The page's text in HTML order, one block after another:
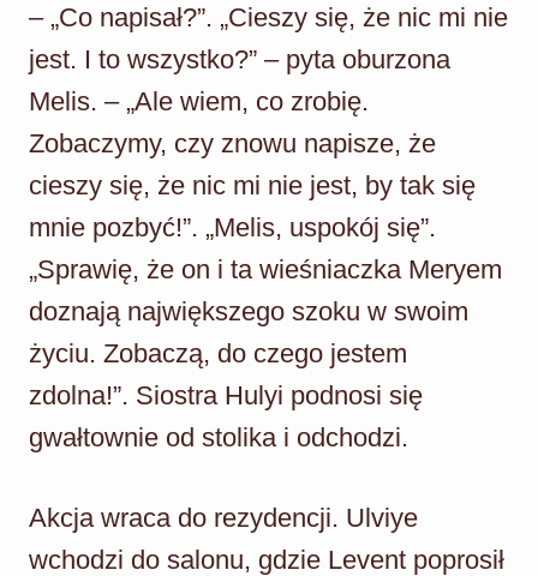
– „Co napisał?”. „Cieszy się, że nic mi nie
jest. I to wszystko?” – pyta oburzona
Melis. – „Ale wiem, co zrobię.
Zobaczymy, czy znowu napisze, że
cieszy się, że nic mi nie jest, by tak się
mnie pozbyć!”. „Melis, uspokój się”.
„Sprawię, że on i ta wieśniaczka Meryem
doznają największego szoku w swoim
życiu. Zobaczą, do czego jestem
zdolna!”. Siostra Hulyi podnosi się
gwałtownie od stolika i odchodzi.
Akcja wraca do rezydencji. Ulviye
wchodzi do salonu, gdzie Levent poprosił